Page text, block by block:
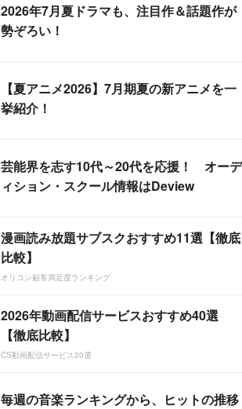
2026年7月夏ドラマも、注目作＆話題作が
勢ぞろい！
【夏アニメ2026】7月期夏の新アニメを一
挙紹介！
芸能界を志す10代～20代を応援！ オーデ
ィション・スクール情報はDeview
漫画読み放題サブスクおすすめ11選【徹底
比較】
オリコン顧客満足度ランキング
2026年動画配信サービスおすすめ40選
【徹底比較】
CS動画配信サービス20選
毎週の音楽ランキングから、ヒットの推移